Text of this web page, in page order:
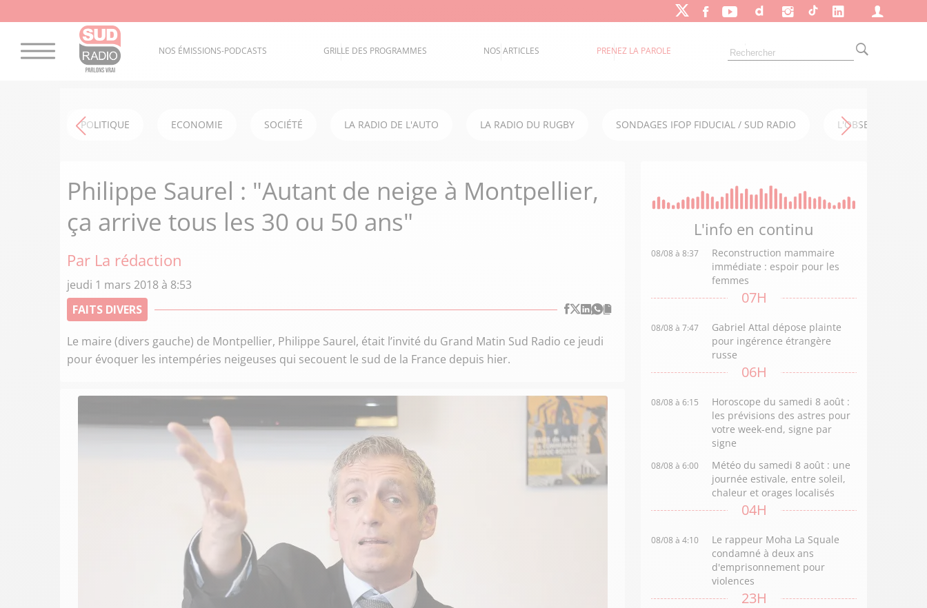
NOS ÉMISSIONS-PODCASTS GRILLE DES PROGRAMMES NOS ARTICLES PRENEZ LA PAROLE
POLITIQUE ECONOMIE SOCIÉTÉ LA RADIO DE L'AUTO LA RADIO DU RUGBY SONDAGES IFOP FIDUCIAL / SUD RADIO L'OBSERVATOIRE
Philippe Saurel : "Autant de neige à Montpellier,
ça arrive tous les 30 ou 50 ans"
Par La rédaction
jeudi 1 mars 2018 à 8:53
FAITS DIVERS
Le maire (divers gauche) de Montpellier, Philippe Saurel, était l’invité du Grand Matin Sud Radio ce jeudi
pour évoquer les intempéries neigeuses qui secouent le sud de la France depuis hier.
L'info en continu
08/08 à 8:37
Reconstruction mammaire
immédiate : espoir pour les
femmes
07H
08/08 à 7:47
Gabriel Attal dépose plainte
pour ingérence étrangère
russe
06H
08/08 à 6:15
Horoscope du samedi 8 août :
les prévisions des astres pour
votre week-end, signe par
signe
08/08 à 6:00
Météo du samedi 8 août : une
journée estivale, entre soleil,
chaleur et orages localisés
04H
08/08 à 4:10
Le rappeur Moha La Squale
condamné à deux ans
d'emprisonnement pour
violences
23H